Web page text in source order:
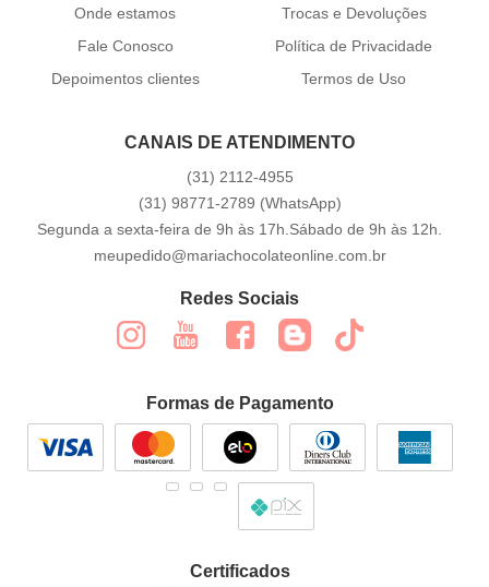
Onde estamos
Fale Conosco
Depoimentos clientes
Trocas e Devoluções
Política de Privacidade
Termos de Uso
CANAIS DE ATENDIMENTO
(31) 2112-4955
(31) 98771-2789 (WhatsApp)
Segunda a sexta-feira de 9h às 17h.Sábado de 9h às 12h.
meupedido@mariachocolateonline.com.br
Redes Sociais
Formas de Pagamento
Certificados